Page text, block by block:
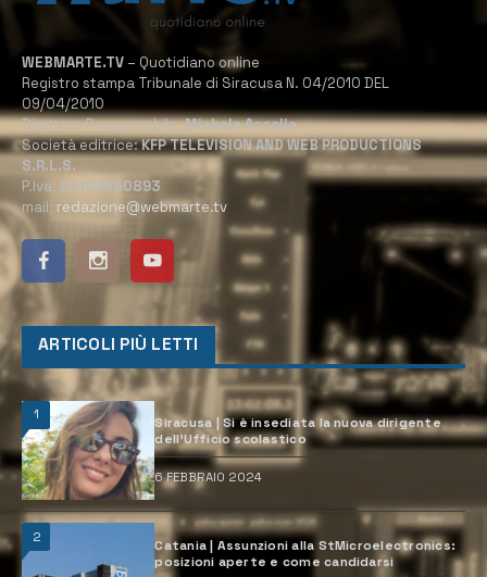
WEBMARTE.TV – Quotidiano online
Registro stampa Tribunale di Siracusa N. 04/2010 DEL
09/04/2010
Direttore Responsabile:Michele Accolla
Società editrice:KFP TELEVISION AND WEB PRODUCTIONS
S.R.L.S.
P.Iva: 02184950893
mail: redazione@webmarte.tv
ARTICOLI PIÙ LETTI
1
Siracusa | Si è insediata la nuova dirigente
dell’Ufficio scolastico
6 FEBBRAIO 2024
2
Catania | Assunzioni alla StMicroelectronics:
posizioni aperte e come candidarsi